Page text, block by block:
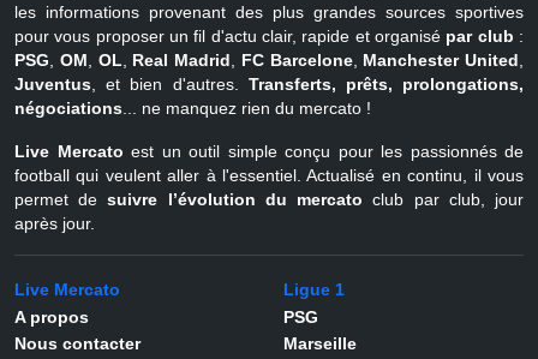
les informations provenant des plus grandes sources sportives
pour vous proposer un fil d'actu clair, rapide et organisé par club :
PSG
OM OL Real Madrid FC Barcelone, Manchester United
Juventus , et bien d'autres. Transferts, prêts, prolongations,
négociations ... ne manquez rien du mercato !
Live Mercato est un outil simple conçu pour les passionnés de
football qui veulent aller à l'essentiel. Actualisé en continu, il vous
permet desuivre l’évolution du mercato club par club, jour
après jour.
Live Mercato
A propos
Nous contacter
Ligue 1
PSG
Marseille